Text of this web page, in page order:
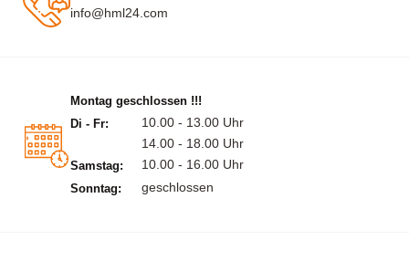
info@hml24.com
Montag geschlossen !!!
Di - Fr:
10.00 - 13.00 Uhr
14.00 - 18.00 Uhr
Samstag: 10.00 - 16.00 Uhr
Sonntag: geschlossen